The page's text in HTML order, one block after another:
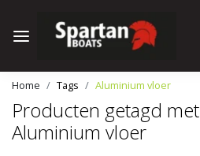
Home Tags Aluminium vloer
Producten getagd met
Aluminium vloer